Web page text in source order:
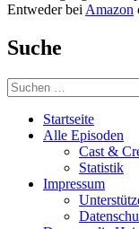
Entweder bei Amazon
Suche
Suchen
nach:
Startseite
Alle Episoden
Cast &
Statistik
Impressum